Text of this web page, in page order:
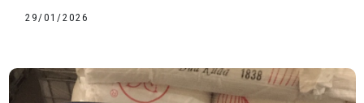
29/01/2026